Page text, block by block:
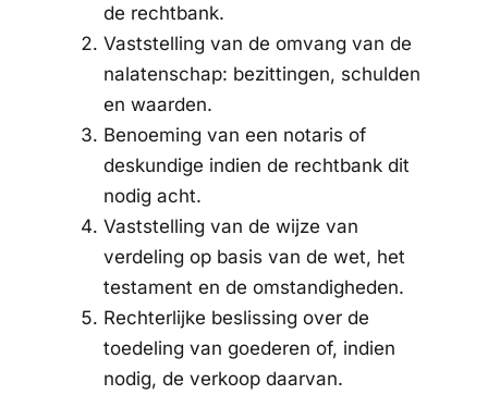
de rechtbank.
Vaststelling van de omvang van de
nalatenschap: bezittingen, schulden
en waarden.
Benoeming van een notaris of
deskundige indien de rechtbank dit
nodig acht.
Vaststelling van de wijze van
verdeling op basis van de wet, het
testament en de omstandigheden.
Rechterlijke beslissing over de
toedeling van goederen of, indien
nodig, de verkoop daarvan.